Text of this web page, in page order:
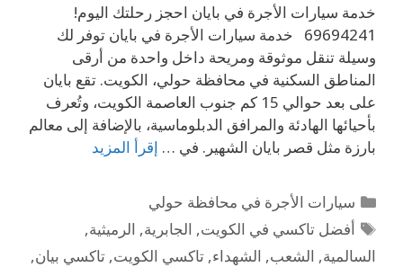
خدمة سيارات الأجرة في بايان احجز رحلتك اليوم!
69694241 خدمة سيارات الأجرة في بايان توفر لك
وسيلة تنقل موثوقة ومريحة داخل واحدة من أرقى
المناطق السكنية في محافظة حولي، الكويت. تقع بايان
على بعد حوالي 15 كم جنوب العاصمة الكويت، وتُعرف
بأحيائها الهادئة والمرافق الدبلوماسية، بالإضافة إلى معالم
بارزة مثل قصر بايان الشهير. في … إقرأ المزيد
سيارات الأجرة في محافظة حولي
أفضل تاكسي في الكويت, الجابرية, الرميثية,
السالمية, الشعب, الشهداء, تاكسي الكويت, تاكسي بيان,